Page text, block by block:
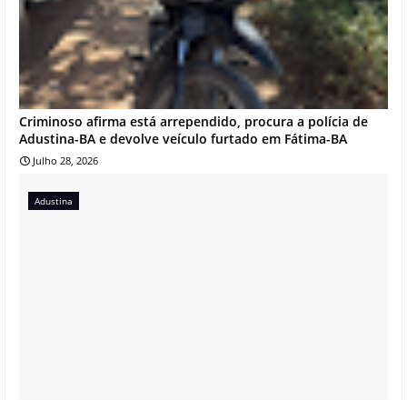
Criminoso afirma está arrependido, procura a polícia de
Adustina-BA e devolve veículo furtado em Fátima-BA
Julho 28, 2026
Adustina